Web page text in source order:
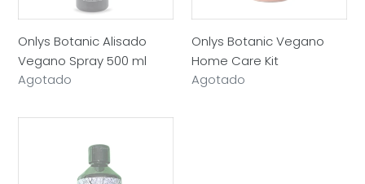
Onlys Botanic Alisado
Vegano Spray 500 ml
Precio
Agotado
Onlys Botanic Vegano
Home Care Kit
Precio
Agotado